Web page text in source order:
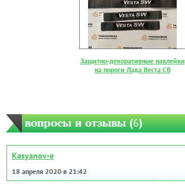
Защитно-декоративные наклейки
на пороги Лада Веста СВ
вопросы и отзывы (6)
Kasyanov-e
18 апреля 2020 в 21:42